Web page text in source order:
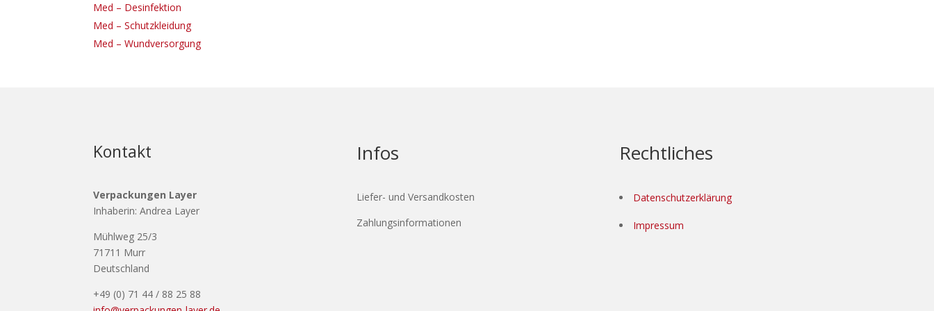
Med – Desinfektion
Med – Schutzkleidung
Med – Wundversorgung
Kontakt
Verpackungen Layer
Inhaberin: Andrea Layer
Mühlweg 25/3
71711 Murr
Deutschland
+49 (0) 71 44 / 88 25 88
Infos
Liefer- und Versandkosten
Zahlungsinformationen
Rechtliches
Datenschutzerklärung
Impressum